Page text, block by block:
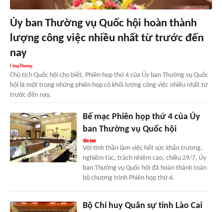
Ủy ban Thường vụ Quốc hội hoàn thành
lượng công việc nhiều nhất từ trước đến
nay
Chủ tịch Quốc hội cho biết, Phiên họp thứ 4 của Ủy ban Thường vụ Quốc
hội là một trong những phiên họp có khối lượng công việc nhiều nhất từ
trước đến nay.
Bế mạc Phiên họp thứ 4 của Ủy
ban Thường vụ Quốc hội
Với tinh thần làm việc hết sức khẩn trương,
nghiêm túc, trách nhiệm cao, chiều 29/7, Ủy
ban Thường vụ Quốc hội đã hoàn thành toàn
bộ chương trình Phiên họp thứ 4.
Bộ Chỉ huy Quân sự tỉnh Lào Cai